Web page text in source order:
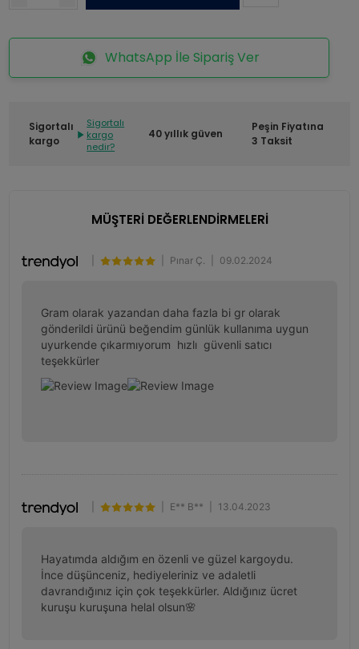
WhatsApp İle Sipariş Ver
Sigortalı
kargo
Sigortalı
kargo
nedir?
40 yıllık güven
Peşin Fiyatına
3 Taksit
MÜŞTERİ DEĞERLENDİRMELERİ
Pınar Ç. 09.02.2024
Gram olarak yazandan daha fazla bi gr olarak
gönderildi ürünü beğendim günlük kullanıma uygun
uyurkende çıkarmıyorum  hızlı  güvenli satıcı
teşekkürler
E** B** 13.04.2023
Hayatımda aldığım en özenli ve güzel kargoydu.
İnce düşünceniz, hediyeleriniz ve adaletli
davrandığınız için çok teşekkürler. Aldığınız ücret
kuruşu kuruşuna helal olsun🌸